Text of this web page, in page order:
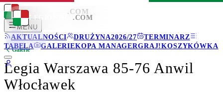
LEGIONISCI .COM
MENU
AKTUALNOŚCI
DRUŻYNA2026/27
TERMINARZ
TABELA
GALERIEKOPA MANAGERGRAJ!KOSZYKÓWKA
LEGIONISCI .COM
Galerie
Legia Warszawa 85-76 Anwil
Włocławek